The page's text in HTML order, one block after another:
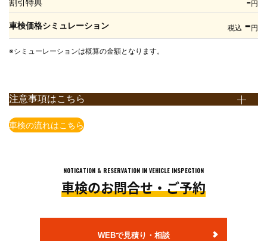
割引特典 円
車検価格シミュレーション 税込 -円
※シミューレーションは概算の金額となります。
注意事項はこちら
※上記価格は国産車かつ当店での価格となります。店舗により価格
ない場合がございますので予めご了承ください。
※上記価格は追加整備等が発生しない場合の価格となります。
頂いた上で、ご案内いたします。
※法定費用は非課税です。
車検の流れはこちら
NOTICATION & RESERVATION IN VEHICLE INSPECTION
車検のお問合せ・ご予約
WEBで見積り・相談